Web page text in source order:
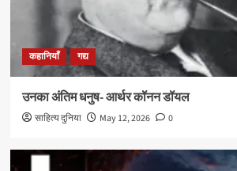
कहानियाँ गद्य
उनका अंतिम धनुष- आर्थर कॉनन डॉयल
साहित्य दुनिया May 12, 2026 0